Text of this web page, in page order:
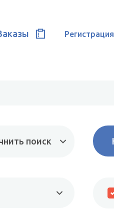
Регистрация
поиск